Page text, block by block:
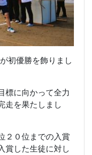
初優勝を飾りまし
標に向かって全力
走を果たしまし
２０位までの入賞
賞した生徒に対し